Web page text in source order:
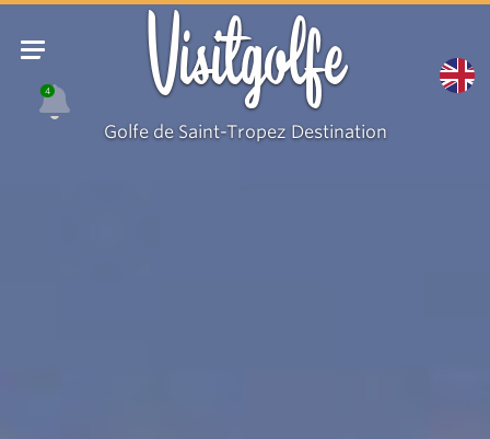
4 Visitgolfe
Golfe de Saint-Tropez Destination